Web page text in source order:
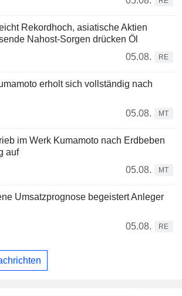
Rekordhoch, asiatische Aktien
Nahost-Sorgen drücken Öl
05.08.
RE
erholt sich vollständig nach
05.08.
MT
im Werk Kumamoto nach Erdbeben
auf
05.08.
MT
Umsatzprognose begeistert Anleger
05.08.
RE